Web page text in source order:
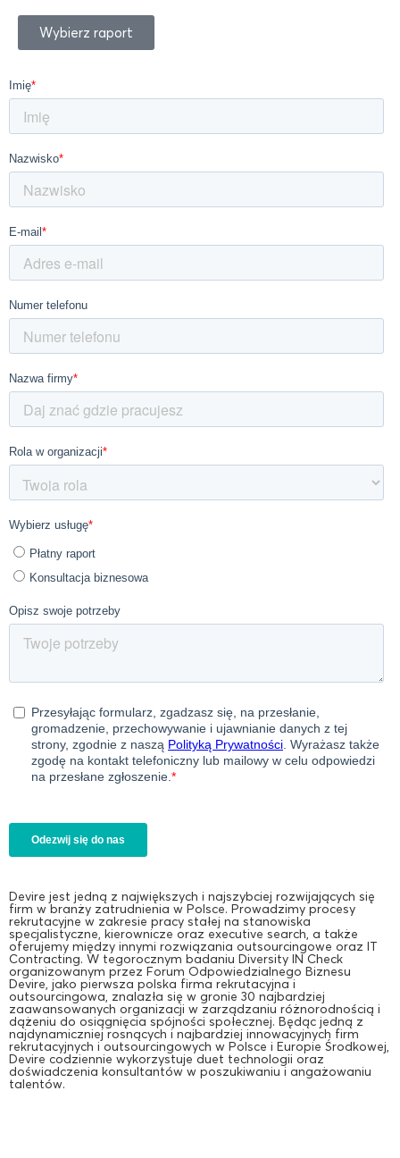
Wybierz raport
Devire jest jedną z największych i najszybciej rozwijających się
firm w branży zatrudnienia w Polsce. Prowadzimy procesy
rekrutacyjne w zakresie pracy stałej na stanowiska
specjalistyczne, kierownicze oraz executive search, a także
oferujemy między innymi rozwiązania outsourcingowe oraz IT
Contracting. W tegorocznym badaniu Diversity IN Check
organizowanym przez Forum Odpowiedzialnego Biznesu
Devire, jako pierwsza polska firma rekrutacyjna i
outsourcingowa, znalazła się w gronie 30 najbardziej
zaawansowanych organizacji w zarządzaniu różnorodnością i
dążeniu do osiągnięcia spójności społecznej. Będąc jedną z
najdynamiczniej rosnących i najbardziej innowacyjnych firm
rekrutacyjnych i outsourcingowych w Polsce i Europie Środkowej,
Devire codziennie wykorzystuje duet technologii oraz
doświadczenia konsultantów w poszukiwaniu i angażowaniu
talentów.